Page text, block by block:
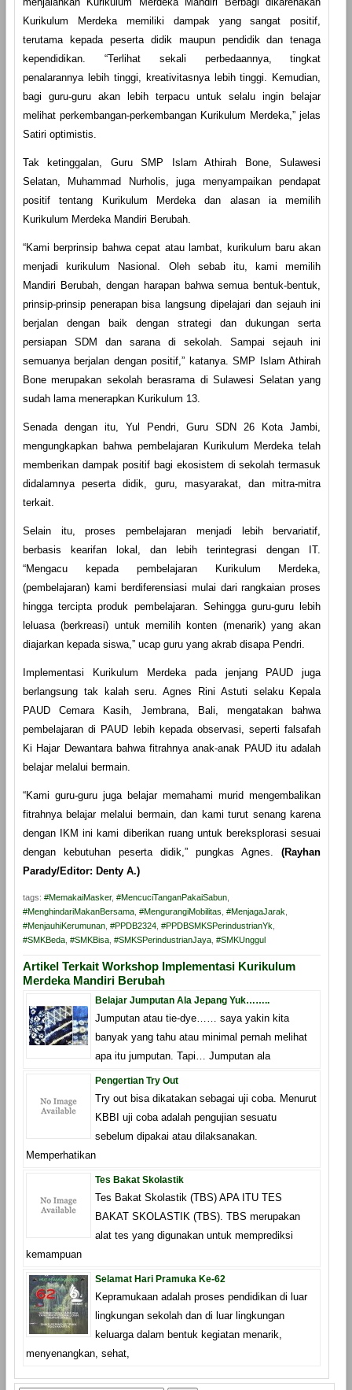
Kurikulum Merdeka memiliki dampak yang sangat positif,
terutama kepada peserta didik maupun pendidik dan tenaga
kependidikan. “Terlihat sekali perbedaannya, tingkat
penalarannya lebih tinggi, kreativitasnya lebih tinggi. Kemudian,
bagi guru-guru akan lebih terpacu untuk selalu ingin belajar
melihat perkembangan-perkembangan Kurikulum Merdeka,” jelas
Satiri optimistis.
Tak ketinggalan, Guru SMP Islam Athirah Bone, Sulawesi
Selatan, Muhammad Nurholis, juga menyampaikan pendapat
positif tentang Kurikulum Merdeka dan alasan ia memilih
Kurikulum Merdeka Mandiri Berubah.
“Kami berprinsip bahwa cepat atau lambat, kurikulum baru akan
menjadi kurikulum Nasional. Oleh sebab itu, kami memilih
Mandiri Berubah, dengan harapan bahwa semua bentuk-bentuk,
prinsip-prinsip penerapan bisa langsung dipelajari dan sejauh ini
berjalan dengan baik dengan strategi dan dukungan serta
persiapan SDM dan sarana di sekolah. Sampai sejauh ini
semuanya berjalan dengan positif,” katanya. SMP Islam Athirah
Bone merupakan sekolah berasrama di Sulawesi Selatan yang
sudah lama menerapkan Kurikulum 13.
Senada dengan itu, Yul Pendri, Guru SDN 26 Kota Jambi,
mengungkapkan bahwa pembelajaran Kurikulum Merdeka telah
memberikan dampak positif bagi ekosistem di sekolah termasuk
didalamnya peserta didik, guru, masyarakat, dan mitra-mitra
terkait.
Selain itu, proses pembelajaran menjadi lebih bervariatif,
berbasis kearifan lokal, dan lebih terintegrasi dengan IT.
“Mengacu kepada pembelajaran Kurikulum Merdeka,
(pembelajaran) kami berdiferensiasi mulai dari rangkaian proses
hingga tercipta produk pembelajaran. Sehingga guru-guru lebih
leluasa (berkreasi) untuk memilih konten (menarik) yang akan
diajarkan kepada siswa,” ucap guru yang akrab disapa Pendri.
Implementasi Kurikulum Merdeka pada jenjang PAUD juga
berlangsung tak kalah seru. Agnes Rini Astuti selaku Kepala
PAUD Cemara Kasih, Jembrana, Bali, mengatakan bahwa
pembelajaran di PAUD lebih kepada observasi, seperti falsafah
Ki Hajar Dewantara bahwa fitrahnya anak-anak PAUD itu adalah
belajar melalui bermain.
“Kami guru-guru juga belajar memahami murid mengembalikan
fitrahnya belajar melalui bermain, dan kami turut senang karena
dengan IKM ini kami diberikan ruang untuk bereksplorasi sesuai
dengan kebutuhan peserta didik,” pungkas Agnes.(Rayhan
Parady/Editor: Denty A.)
tags: #MemakaiMasker, #MencuciTanganPakaiSabun,
#MenghindariMakanBersama, #MengurangiMobilitas #MenjagaJarak
#MenjauhiKerumunan, #PPDB2324, #PPDBSMKSPerindustrianYk
#SMKBeda, #SMKBisa, #SMKSPerindustrianJaya, #SMKUnggul
Artikel Terkait Workshop Implementasi Kurikulum
Merdeka Mandiri Berubah
Belajar Jumputan Ala Jepang Yuk……..
Jumputan atau tie-dye…… saya yakin kita
banyak yang tahu atau minimal pernah melihat
apa itu jumputan. Tapi… Jumputan ala
Pengertian Try Out
Try out bisa dikatakan sebagai uji coba. Menurut
KBBI uji coba adalah pengujian sesuatu
sebelum dipakai atau dilaksanakan.
Memperhatikan
Tes Bakat Skolastik
Tes Bakat Skolastik (TBS) APA ITU TES
BAKAT SKOLASTIK (TBS). TBS merupakan
alat tes yang digunakan untuk memprediksi
kemampuan
Selamat Hari Pramuka Ke-62
Kepramukaan adalah proses pendidikan di luar
lingkungan sekolah dan di luar lingkungan
keluarga dalam bentuk kegiatan menarik,
menyenangkan, sehat,